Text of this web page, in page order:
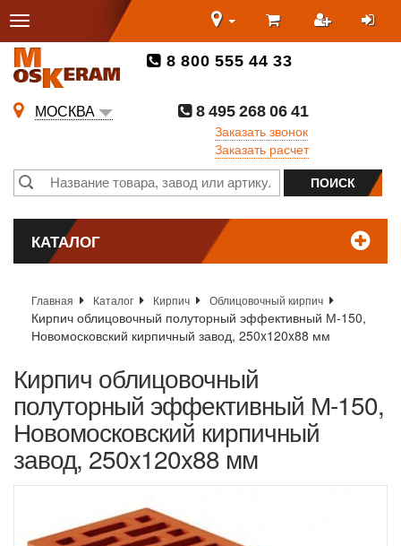
8 800 555 44 33
МОСКВА
8 495 268 06 41
Заказать звонок
Заказать расчет
КАТАЛОГ
Главная Каталог Кирпич Облицовочный кирпич
Кирпич облицовочный полуторный эффективный М-150,
Новомосковский кирпичный завод, 250x120x88 мм
Кирпич облицовочный
полуторный эффективный М-150,
Новомосковский кирпичный
завод, 250x120x88 мм